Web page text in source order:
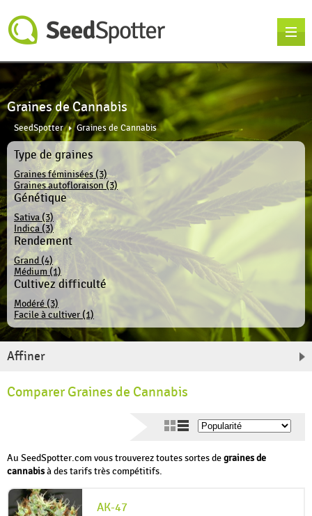
Graines de Cannabis
SeedSpotter Graines de Cannabis
Type de graines
Graines féminisées (3)
Graines autofloraison (3)
Génétique
Sativa (3)
Indica (3)
Rendement
Grand (4)
Médium (1)
Cultivez difficulté
Modéré (3)
Facile à cultiver (1)
Affiner
Comparer Graines de Cannabis
Au SeedSpotter.com vous trouverez toutes sortes degraines de
cannabisà des tarifs très compétitifs.
AK-47